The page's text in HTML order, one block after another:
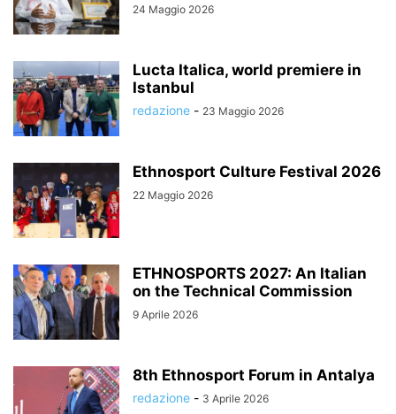
24 Maggio 2026
Lucta Italica, world premiere in
Istanbul
redazione - 23 Maggio 2026
Ethnosport Culture Festival 2026
22 Maggio 2026
ETHNOSPORTS 2027: An Italian
on the Technical Commission
9 Aprile 2026
8th Ethnosport Forum in Antalya
redazione - 3 Aprile 2026